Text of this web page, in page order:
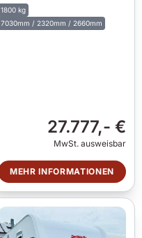
1800 kg
7030mm / 2320mm / 2660mm
27.777,- €
MwSt. ausweisbar
MEHR INFORMATIONEN